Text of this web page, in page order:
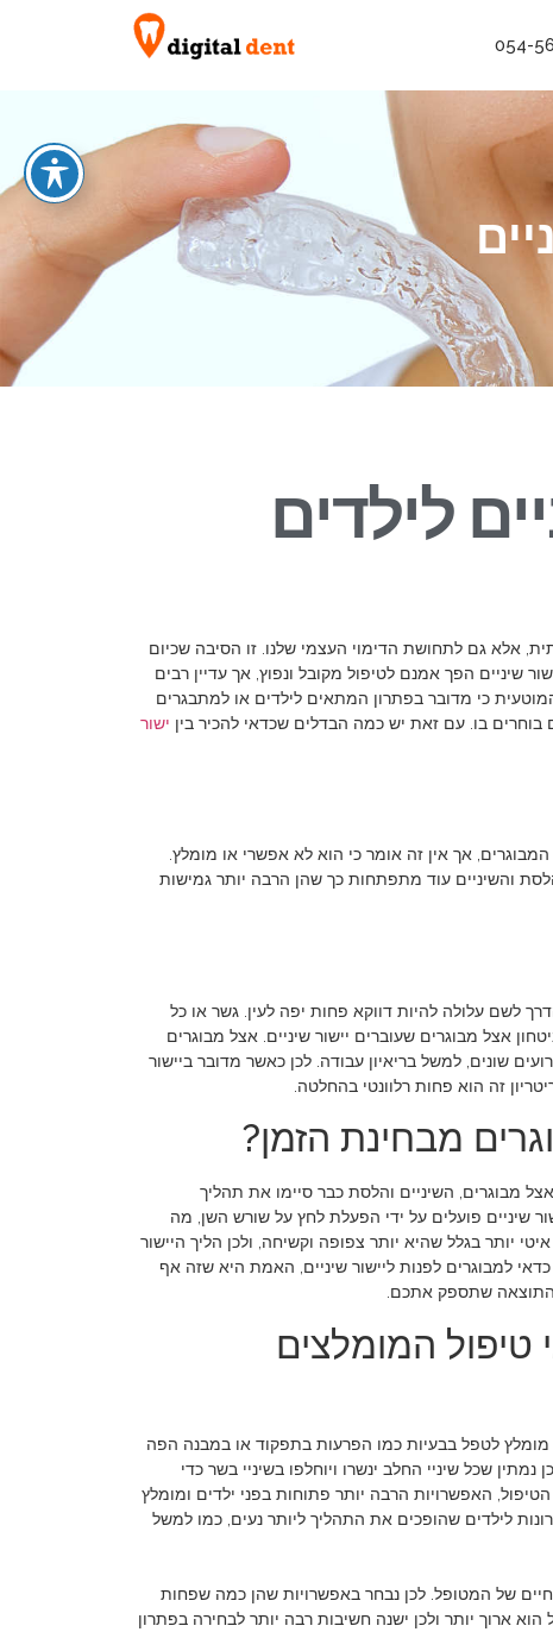
054-
לילדים
אלא גם לתחושת הדימוי העצמי שלנו. זו הסיבה שכיום
שיניים הפך אמנם לטיפול מקובל ונפוץ, אך עדיין רבים
כי מדובר בפתרון המתאים לילדים או למתבגרים
בו. עם זאת יש כמה הבדלים שכדאי להכיר בין ישור
אך אין זה אומר כי הוא לא אפשרי או מומלץ.
והשיניים עוד מתפתחות כך שהן הרבה יותר גמישות
לשם עלולה להיות דווקא פחות יפה לעין. גשר או כל
אצל מבוגרים שעוברים יישור שיניים. אצל מבוגרים
שונים, למשל בריאיון עבודה. לכן כאשר מדובר ביישור
זה הוא פחות רלוונטי בהחלטה.
מבחינת הזמן?
מבוגרים, השיניים והלסת כבר סיימו את תהליך
שיניים פועלים על ידי הפעלת לחץ על שורש השן, מה
יותר בגלל שהיא יותר צפופה וקשיחה, ולכן הליך היישור
למבוגרים לפנות ליישור שיניים, האמת היא שזה אף
שתספק אתכם.
טיפול המומלצים
בילדים, מומלץ להתחיל בטיפול בעיות שיניים כבר מגילאים צעירים. החל מגיל 7 מומלץ לטפל בבעיות כמו הפרעות בתפקוד או במבנה הפה
שכל שיניי החלב ינשרו ויוחלפו בשיניי בשר כדי
ביישור שיניים מתחיל בדרך כלל בגילאי 11-12. מבחנית סוג הטיפול, האפשרויות הרבה יותר פתוחות בפני ילדים ומומלץ
לילדים שהופכים את התהליך ליותר נעים, כמו למשל
של המטופל. לכן נבחר באפשרויות שהן כמה שפחות
ארוך יותר ולכן ישנה חשיבות רבה יותר לבחירה בפתרון